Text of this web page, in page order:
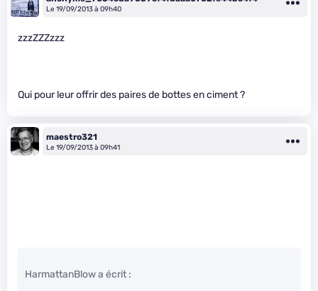
Le 19/09/2013 à 09h40
zzzZZZzzz
Qui pour leur offrir des paires de bottes en ciment ?
maestro321
Le 19/09/2013 à 09h41
HarmattanBlow a écrit :